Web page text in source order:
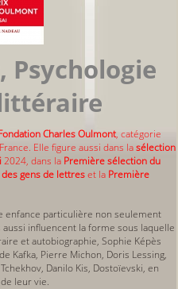
Psychologie
Charles Oulmont, catégorie
Elle figure aussi dans lasélection
2024, dans la Première sélection du
gens de lettreset la Première
enfance particulière non seulement
influencent la forme sous laquelle
et autobiographie, Sophie Képès
Kafka, Pierre Michon, Doris Lessing,
Danilo Kis, Dostoïevski, en
leur vie.